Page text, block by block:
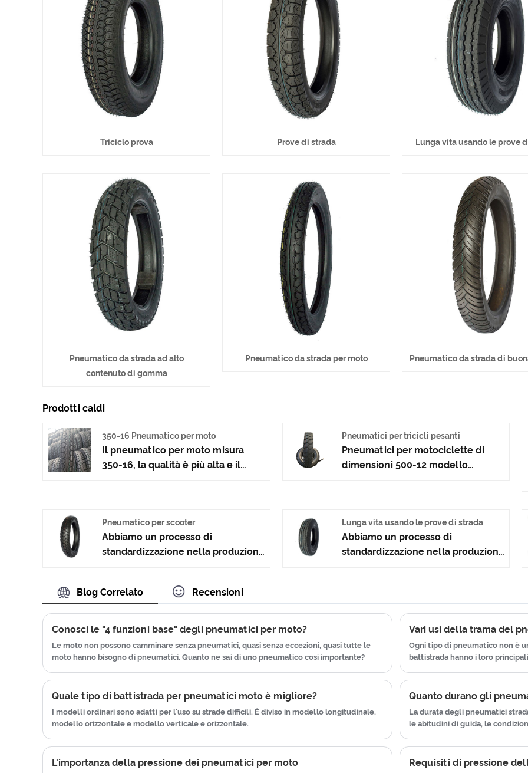
Triciclo prova Prove di strada Lunga vita usando le prove
Pneumatico da strada ad alto
contenuto di gomma
Pneumatico da strada per moto Pneumatico da strada di
Prodotti caldi
350-16 Pneumatico per moto
Il pneumatico per moto misura
350-16, la qualità è più alta e il
guida su strade urbane e rurali,
questo modello ha migliori
prestazioni di dissipazione del
Pneumatici per tricicli pesanti
Pneumatici per motociclette di
dimensioni 500-12 modello
all'usura possono essere adattati a
varie condizioni stradali. Alta
qualità, alto contenuto di gomma.
soddisfare le esigenze di tutti.
Pneumatico per scooter
Abbiamo un processo di
standardizzazione nella produzione
prodotto. Utilizza la tecnologia dei
pneumatici per auto che unisce la
tecnologia avanzata di Taiwan e
Giappone per produrre pneumatici
per moto. Abbiamo ottenuto il
certificato di ISO9001ã € CCCã €
team post-vendita che lavora sodo,
che fornisce servizio post-vendita
e protezione per i nostri clienti.
Lunga vita usando le prove di strada
Abbiamo un processo di
standardizzazione nella produzione
la tecnologia dei pneumatici per
auto che unisce la tecnologia
avanzata di Taiwan e Giappone per
produrre pneumatici per moto.
Abbiamo ottenuto il certificato di
ISO9001ã € CCCã € E-MARKã €
DOT ecc. Abbiamo un team post-
vendita che lavora sodo, che
fornisce servizio post-vendita e
Blog Correlato Recensioni
Conosci le "4 funzioni base" degli pneumatici per moto?
Le moto non possono camminare senza pneumatici, quasi senza eccezioni, quasi tutte le
moto hanno bisogno di pneumatici. Quanto ne sai di uno pneumatico così importante?
Vari usi della trama del
Ogni tipo di pneumatico non è
battistrada hanno i loro
Quale tipo di battistrada per pneumatici moto è migliore?
I modelli ordinari sono adatti per l'uso su strade difficili. È diviso in modello longitudinale,
modello orizzontale e modello verticale e orizzontale.
Quanto durano gli
La durata degli pneumatici
le abitudini di guida, le
L'importanza della pressione dei pneumatici per moto Requisiti di pressione